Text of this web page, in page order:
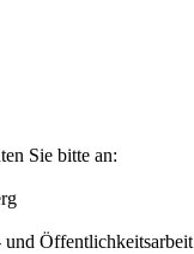
Sie bitte an:
und Öffentlichkeitsarbeit